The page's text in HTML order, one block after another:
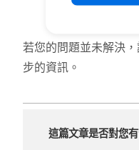
若您的問題並未解決
步的資訊。
這篇文章是否對您